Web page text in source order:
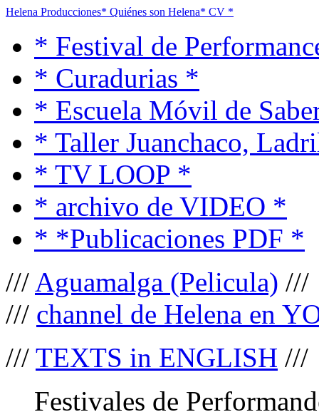
Helena Producciones* Quiénes son Helena* CV *
* Festival de
* Curadurias *
* Escuela Móvil de
* Taller Juanchaco,
* TV LOOP *
* archivo de VIDEO *
* *Publicaciones PDF *
/// Aguamalga (Pelicula) ///
/// channel de Helena en
/// TEXTS in ENGLISH ///
Festivales de